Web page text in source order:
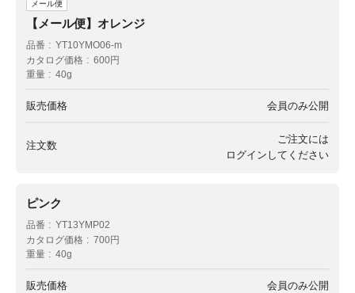
メール便
【メール便】オレンジ
品番
YT10YMO06-m
カタログ価格
600円
重量
40g
販売価格 会員のみ公開
注文数
ご注文には
ログイン してください
ピンク
品番
YT13YMP02
カタログ価格
700円
重量
40g
販売価格 会員のみ公開